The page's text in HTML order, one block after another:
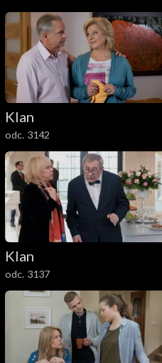
Klan
odc. 3142
Klan
odc. 3137